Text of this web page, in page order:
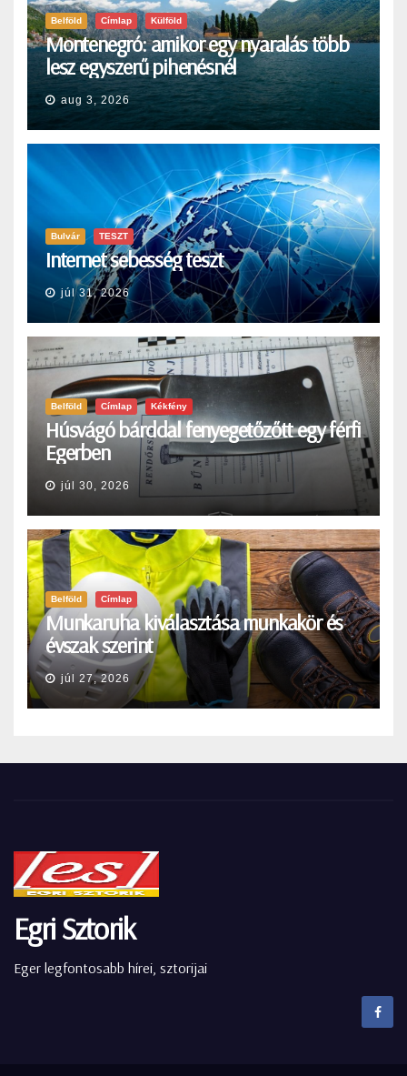
Belföld Címlap Külföld
Montenegró: amikor egy nyaralás több
lesz egyszerű pihenésnél
aug 3, 2026
Bulvár TESZT
Internet sebesség teszt
júl 31, 2026
Belföld Címlap Kékfény
Húsvágó bárddal fenyegetőzőtt egy férfi
Egerben
júl 30, 2026
Belföld Címlap
Munkaruha kiválasztása munkakör és
évszak szerint
júl 27, 2026
Egri Sztorik
Eger legfontosabb hírei, sztorijai